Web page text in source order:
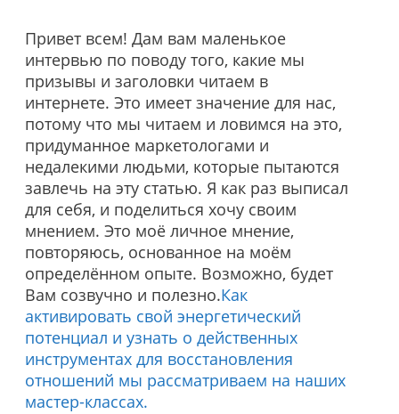
Привет всем! Дам вам маленькое
интервью по поводу того, какие мы
призывы и заголовки читаем в
интернете. Это имеет значение для нас,
потому что мы читаем и ловимся на это,
придуманное маркетологами и
недалекими людьми, которые пытаются
завлечь на эту статью. Я как раз выписал
для себя, и поделиться хочу своим
мнением. Это моё личное мнение,
повторяюсь, основанное на моём
определённом опыте. Возможно, будет
Вам созвучно и полезно.Как
активировать свой энергетический
потенциал и узнать о действенных
инструментах для восстановления
отношений мы рассматриваем на наших
мастер-классах.